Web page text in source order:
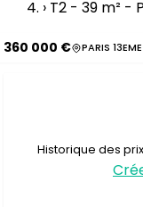
› T2 - 39 m² -
360 000 € PARIS
Historique des